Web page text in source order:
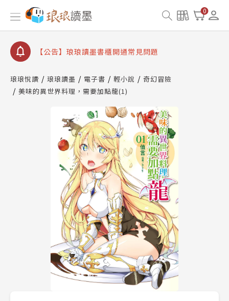
0
【公告】因 Readmoo 讀墨系統維護中，本站同步暫
停部分閱讀服務
【公告】琅琅讀墨數位閱讀資產合併與書櫃開通申請
【公告】琅琅讀墨書櫃開通常見問題
請圖文教學
【公告】琅琅書店服務升級重要說明及資產合併結果
查詢
【公告】因 Readmoo 讀墨系統維護中，本站同步暫
停部分閱讀服務
琅琅悅讀 琅琅讀墨 電子書 輕小說
奇幻冒險
美味的異世界料理，需要加點龍(1)